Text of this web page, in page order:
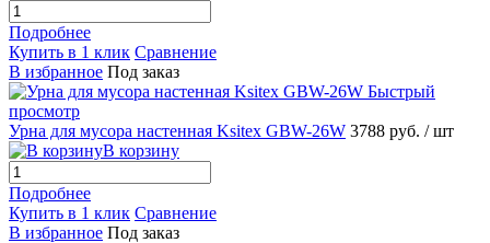
Подробнее
Купить в 1 клик Сравнение
В избранное Под заказ
Быстрый
просмотр
Урна для мусора настенная Ksitex GBW-26W 3788 руб. / шт
В корзину
Подробнее
Купить в 1 клик Сравнение
В избранное Под заказ